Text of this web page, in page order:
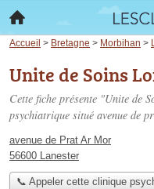
Accueil > Bretagne > Morbihan >
Unite de Soins
Cette fiche présente "Unite de
psychiatrique situé avenue de
avenue de Prat Ar Mor
56600 Lanester
📞 Appeler cette clinique